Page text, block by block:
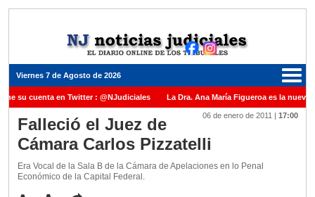
Viernes 7 de Agosto de 2026
su cuenta en Twitter : @NJudiciales La Dra. Ana María Figueroa es la nueva
Justicia de la Nación una medalla al Dr. Raul Zaffaroni en reconocimiento por su
Carles para cubrir vacante en la Corte Suprema de Justicia de la Nación
06 de enero de 2011 | 17:00
Falleció el Juez de
Cámara Carlos Pizzatelli
Era Vocal de la Sala B de la Cámara de Apelaciones en lo Penal
Económico de la Capital Federal.